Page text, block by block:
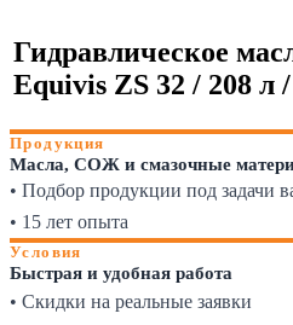
Гидравлическое
Equivis ZS 32 / 208 л
Продукция
Масла, СОЖ и смазочные
• Подбор продукции под задачи
• 15 лет опыта
Условия
Быстрая и удобная работа
• Скидки на реальные заявки